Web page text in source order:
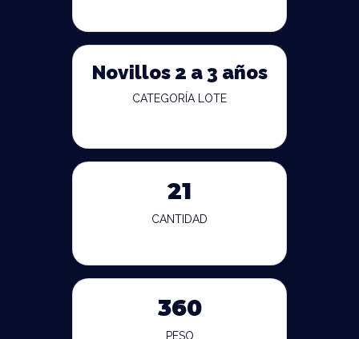
Novillos 2 a 3 años
CATEGORÍA LOTE
21
CANTIDAD
360
PESO